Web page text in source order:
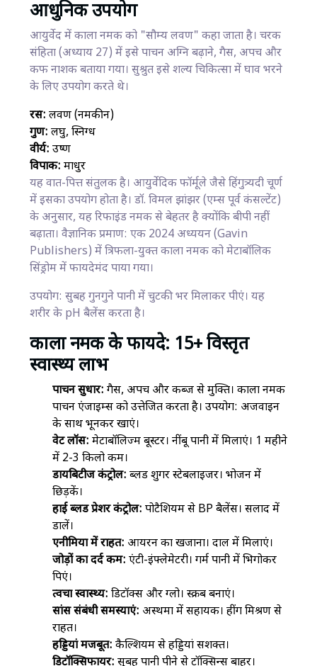
आधुनिक उपयोग
आयुर्वेद में काला नमक को "सौम्य लवण" कहा जाता है। चरक
संहिता (अध्याय 27) में इसे पाचन अग्नि बढ़ाने, गैस, अपच और
कफ नाशक बताया गया। सुश्रुत इसे शल्य चिकित्सा में घाव भरने
के लिए उपयोग करते थे।
रस: लवण (नमकीन)
गुण: लघु, स्निग्ध
वीर्य: उष्ण
विपाक: माधुर
यह वात-पित्त संतुलक है। आयुर्वेदिक फॉर्मूले जैसे हिंगुत्र्यदी चूर्ण
में इसका उपयोग होता है। डॉ. विमल झांझर (एम्स पूर्व कंसल्टेंट)
के अनुसार, यह रिफाइंड नमक से बेहतर है क्योंकि बीपी नहीं
बढ़ाता। वैज्ञानिक प्रमाण: एक 2024 अध्ययन (Gavin
Publishers) में त्रिफला-युक्त काला नमक को मेटाबॉलिक
सिंड्रोम में फायदेमंद पाया गया।
उपयोग: सुबह गुनगुने पानी में चुटकी भर मिलाकर पीएं। यह
शरीर के pH बैलेंस करता है।
काला नमक के फायदे: 15+ विस्तृत
स्वास्थ्य लाभ
पाचन सुधार: गैस, अपच और कब्ज से मुक्ति। काला नमक
पाचन एंजाइम्स को उत्तेजित करता है। उपयोग: अजवाइन
के साथ भूनकर खाएं।
वेट लॉस: मेटाबॉलिज्म बूस्टर। नींबू पानी में मिलाएं। 1 महीने
में 2-3 किलो कम।
डायबिटीज कंट्रोल: ब्लड शुगर स्टेबलाइजर। भोजन में
छिड़कें।
हाई ब्लड प्रेशर कंट्रोल: पोटैशियम से BP बैलेंस। सलाद में
डालें।
एनीमिया में राहत: आयरन का खजाना। दाल में मिलाएं।
जोड़ों का दर्द कम: एंटी-इंफ्लेमेटरी। गर्म पानी में भिगोकर
पिएं।
त्वचा स्वास्थ्य: डिटॉक्स और ग्लो। स्क्रब बनाएं।
सांस संबंधी समस्याएं: अस्थमा में सहायक। हींग मिश्रण से
राहत।
हड्डियां मजबूत: कैल्शियम से हड्डियां सशक्त।
डिटॉक्सिफायर: सुबह पानी पीने से टॉक्सिन्स बाहर।